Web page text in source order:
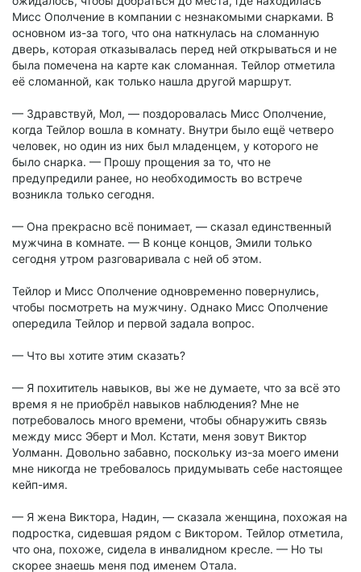
Мисс Ополчение в компании с незнакомыми снарками. В
основном из-за того, что она наткнулась на сломанную
дверь, которая отказывалась перед ней открываться и не
была помечена на карте как сломанная. Тейлор отметила
её сломанной, как только нашла другой маршрут.
— Здравствуй, Мол, — поздоровалась Мисс Ополчение,
когда Тейлор вошла в комнату. Внутри было ещё четверо
человек, но один из них был младенцем, у которого не
было снарка. — Прошу прощения за то, что не
предупредили ранее, но необходимость во встрече
возникла только сегодня.
— Она прекрасно всё понимает, — сказал единственный
мужчина в комнате. — В конце концов, Эмили только
сегодня утром разговаривала с ней об этом.
Тейлор и Мисс Ополчение одновременно повернулись,
чтобы посмотреть на мужчину. Однако Мисс Ополчение
опередила Тейлор и первой задала вопрос.
— Что вы хотите этим сказать?
— Я похититель навыков, вы же не думаете, что за всё это
время я не приобрёл навыков наблюдения? Мне не
потребовалось много времени, чтобы обнаружить связь
между мисс Эберт и Мол. Кстати, меня зовут Виктор
Уолманн. Довольно забавно, поскольку из-за моего имени
мне никогда не требовалось придумывать себе настоящее
кейп-имя.
— Я жена Виктора, Надин, — сказала женщина, похожая на
подростка, сидевшая рядом с Виктором. Тейлор отметила,
что она, похоже, сидела в инвалидном кресле. — Но ты
скорее знаешь меня под именем Отала.